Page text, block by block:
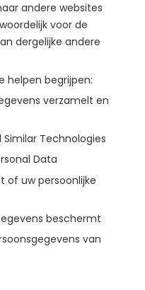
andere websites
voor de
dergelijke andere
helpen begrijpen:
verzamelt en
Similar Technologies
Data
of uw persoonlijke
beschermt
van